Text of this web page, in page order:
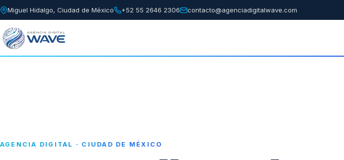
Miguel Hidalgo, Ciudad de México +52 55 2646 2306 contacto@agenciadigitalwave.com
AGENCIA DIGITAL · CIUDAD DE MÉXICO